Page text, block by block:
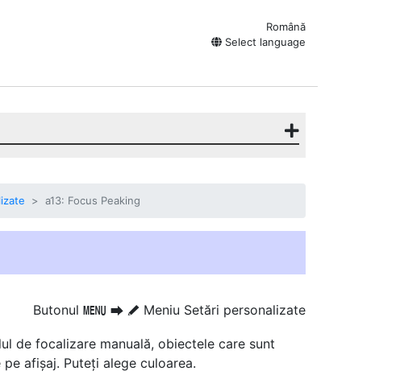
Română
Select language
a13: Focus Peaking
Butonul G U A Meniu Setări personalizate
de focalizare manuală, obiectele care sunt
afișaj. Puteți alege culoarea.